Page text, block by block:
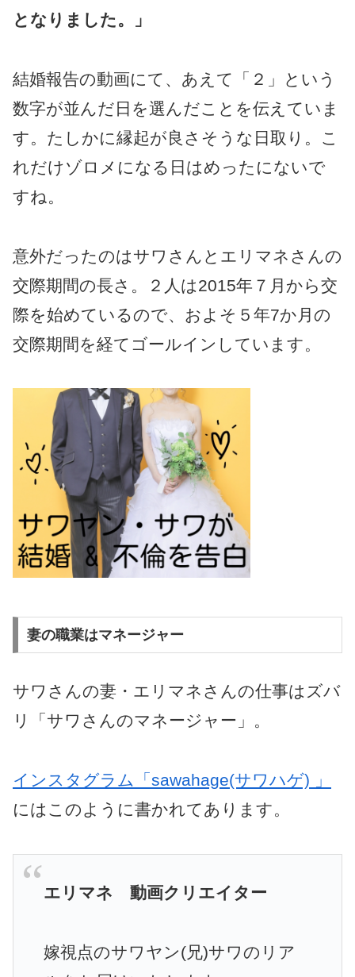
となりました。」
結婚報告の動画にて、あえて「２」という
数字が並んだ日を選んだことを伝えていま
す。たしかに縁起が良さそうな日取り。こ
れだけゾロメになる日はめったにないで
すね。
意外だったのはサワさんとエリマネさんの
交際期間の長さ。２人は2015年７月から交
際を始めているので、およそ５年7か月の
交際期間を経てゴールインしています。
妻の職業はマネージャー
サワさんの妻・エリマネさんの仕事はズバ
リ「サワさんのマネージャー」。
インスタグラム「sawahage(サワハゲ) 」
にはこのように書かれてあります。
エリマネ 動画クリエイター
嫁視点のサワヤン(兄)サワのリア